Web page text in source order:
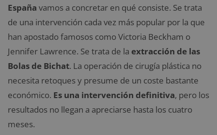
España vamos a concretar en qué consiste. Se trata
de una intervención cada vez más popular por la que
han apostado famosos como Victoria Beckham o
Jennifer Lawrence. Se trata de la extracción de las
Bolas de Bichat. La operación de cirugía plástica no
necesita retoques y presume de un coste bastante
económico. Es una intervención definitiva, pero los
resultados no llegan a apreciarse hasta los cuatro
meses.